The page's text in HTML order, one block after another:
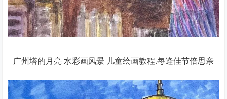
广州塔的月亮 水彩画风景 儿童绘画教程.每逢佳节倍思亲